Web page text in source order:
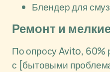
Блендер для
Ремонт и
По опросу Avito, 60%
с [бытовыми